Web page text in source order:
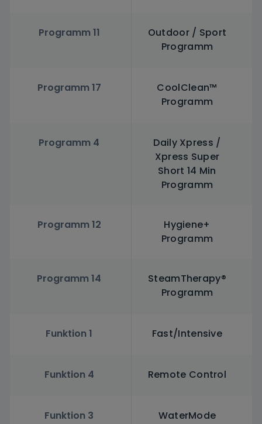
Programm 11
Outdoor / Sport
Programm
Programm 17
CoolClean™
Programm
Programm 4
Daily Xpress /
Xpress Super
Short 14 Min
Programm
Programm 12
Hygiene+
Programm
Programm 14
SteamTherapy®
Programm
Funktion 1 Fast/Intensive
Funktion 4 Remote Control
Funktion 3
WaterMode